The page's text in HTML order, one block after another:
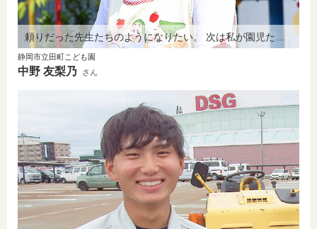
静岡市立田町こども園
中野 友梨乃 さん